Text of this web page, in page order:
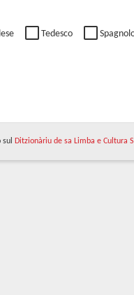
Tedesco
Ditzionàriu de sa Limba e Cultura